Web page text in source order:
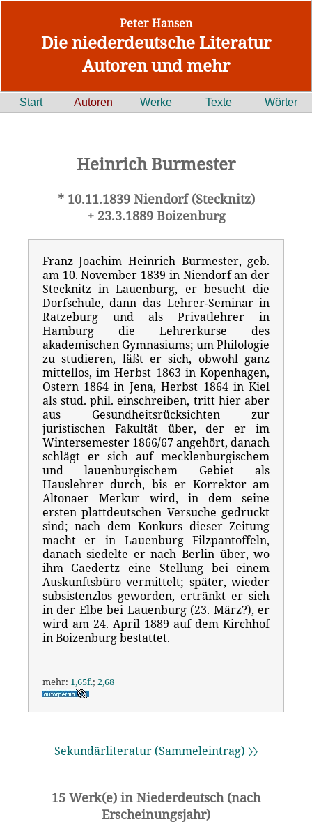
Peter Hansen
Die niederdeutsche Literatur
Autoren und mehr
Start Autoren Werke Texte Wörter
Heinrich Burmester
* 10.11.1839 Niendorf (Stecknitz)
+ 23.3.1889 Boizenburg
Franz Joachim Heinrich Burmester, geb.
am 10. November 1839 in Niendorf an der
Stecknitz in Lauenburg, er besucht die
Dorfschule, dann das Lehrer-Seminar in
Ratzeburg und als Privatlehrer in
Hamburg die Lehrerkurse des
akademischen Gymnasiums; um Philologie
zu studieren, läßt er sich, obwohl ganz
mittellos, im Herbst 1863 in Kopenhagen,
Ostern 1864 in Jena, Herbst 1864 in Kiel
als stud. phil. einschreiben, tritt hier aber
aus Gesundheitsrücksichten zur
juristischen Fakultät über, der er im
Wintersemester 1866/67 angehört, danach
schlägt er sich auf mecklenburgischem
und lauenburgischem Gebiet als
Hauslehrer durch, bis er Korrektor am
Altonaer Merkur wird, in dem seine
ersten plattdeutschen Versuche gedruckt
sind; nach dem Konkurs dieser Zeitung
macht er in Lauenburg Filzpantoffeln,
danach siedelte er nach Berlin über, wo
ihm Gaedertz eine Stellung bei einem
Auskunftsbüro vermittelt; später, wieder
subsistenzlos geworden, ertränkt er sich
in der Elbe bei Lauenburg (23. März?), er
wird am 24. April 1889 auf dem Kirchhof
in Boizenburg bestattet.
mehr: 1,65f.; 2,68
Sekundärliteratur (Sammeleintrag) 〉〉
15 Werk(e) in Niederdeutsch (nach
Erscheinungsjahr)